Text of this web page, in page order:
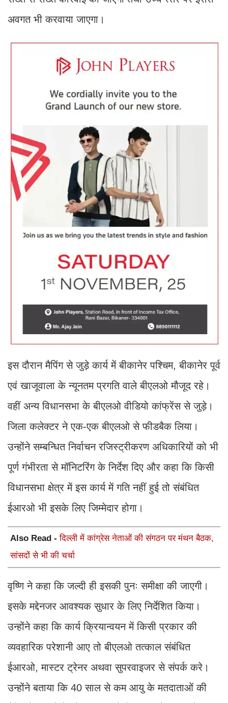
अवगत भी करवाया जाएगा।
इस दौरान मैपिंग से जुड़े कार्य में बीकानेर पश्चिम, बीकानेर पूर्व
एवं खाजूवाला के न्यूनतम प्रगति वाले बीएलओ मौजूद रहे।
वहीं अन्य विधानसभा के बीएलओ वीडियो कांफ्रेंस से जुड़े।
जिला कलेक्टर ने एक-एक बीएलओ से फीडबैक लिया।
उन्होंने सम्बन्धित निर्वाचन रजिस्ट्रीकरण अधिकारियों को भी
पूर्ण गंभीरता से मॉनिटरिंग के निर्देश दिए और कहा कि किसी
विधानसभा क्षेत्र में इस कार्य में गति नहीं हुई तो संबंधित
ईआरओ भी इसके लिए जिम्मेदार होगा।
Also Read -दिल्ली में कांग्रेस नेताओं की संगठन पर मंथन बैठक,
सांसदों से भी की चर्चा
वृष्णि ने कहा कि जल्दी ही इसकी पुनः समीक्षा की जाएगी।
इसके मद्देनजर आवश्यक सुधार के लिए निर्देशित किया।
उन्होंने कहा कि कार्य क्रियान्वयन में किसी प्रकार की
व्यवहारिक परेशानी आए तो बीएलओ तत्काल संबंधित
ईआरओ, मास्टर ट्रेनर अथवा सुपरवाइजर से संपर्क करे।
उन्होंने बताया कि 40 साल से कम आयु के मतदाताओं की